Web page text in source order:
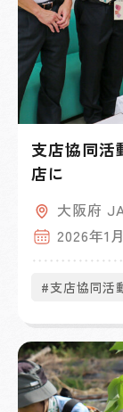
支店協同活
店に
大阪府
2026年1月
#支店協同活